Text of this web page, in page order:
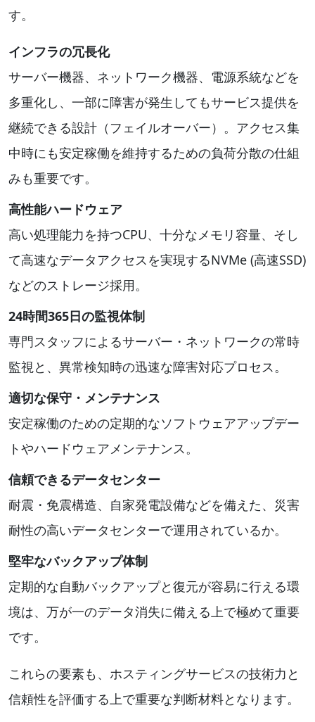
す。
インフラの冗長化
サーバー機器、ネットワーク機器、電源系統などを
多重化し、一部に障害が発生してもサービス提供を
継続できる設計（フェイルオーバー）。アクセス集
中時にも安定稼働を維持するための負荷分散の仕組
みも重要です。
高性能ハードウェア
高い処理能力を持つCPU、十分なメモリ容量、そし
て高速なデータアクセスを実現するNVMe (高速SSD)
などのストレージ採用。
24時間365日の監視体制
専門スタッフによるサーバー・ネットワークの常時
監視と、異常検知時の迅速な障害対応プロセス。
適切な保守・メンテナンス
安定稼働のための定期的なソフトウェアアップデー
トやハードウェアメンテナンス。
信頼できるデータセンター
耐震・免震構造、自家発電設備などを備えた、災害
耐性の高いデータセンターで運用されているか。
堅牢なバックアップ体制
定期的な自動バックアップと復元が容易に行える環
境は、万が一のデータ消失に備える上で極めて重要
です。
これらの要素も、ホスティングサービスの技術力と
信頼性を評価する上で重要な判断材料となります。